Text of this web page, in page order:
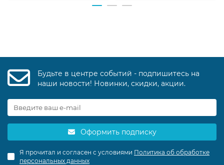
Будьте в центре событий - подпишитесь на
наши новости! Новинки, скидки, акции.
Оформить подписку
Я прочитал и согласен с условиями Политика об обработке
персональных данных